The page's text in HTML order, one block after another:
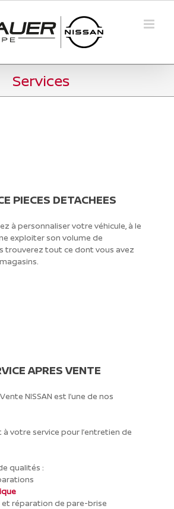
Services
PIECES DETACHEES
à personnaliser votre véhicule, à le
exploiter son volume de
trouverez tout ce dont vous avez
APRES VENTE
NISSAN est l’une de nos
votre service pour l’entretien de
qualités :
et réparation de pare-brise